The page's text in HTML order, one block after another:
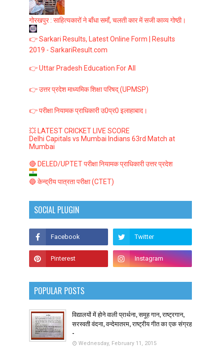
गोरखपुर : साहित्यकारों ने बाँधा समाँ, चलती कार में सजी काव्य गोष्ठी।
👉 Sarkari Results, Latest Online Form | Results
2019 - SarkariResult.com
👉 Uttar Pradesh Education For All
👉 उत्तर प्रदेश माध्यमिक शिक्षा परिषद् (UPMSP)
👉 परीक्षा नियामक प्राधिकारी उ0प्र0 इलाहाबाद।
💥 LATEST CRICKET LIVE SCORE
Delhi Capitals vs Mumbai Indians 63rd Match at
Mumbai
🔴 DELED/UPTET परीक्षा नियामक प्राधिकारी उत्तर प्रदेश
🔵 केन्द्रीय पात्रता परीक्षा (CTET)
SOCIAL PLUGIN
POPULAR POSTS
विद्यालयों में होने वाली प्रार्थना, समूह गान, राष्ट्रगान,
सरस्वती वंदना, वन्देमातरम, राष्ट्रीय गीत का एक संग्रह
-
Wednesday, February 11, 2015